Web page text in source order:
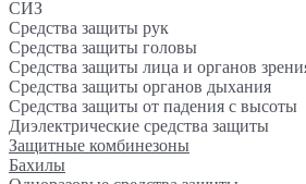
СИЗ
Средства защиты рук
Средства защиты головы
Средства защиты лица и органов
Средства защиты органов дыхания
Средства защиты от падения с высоты
Диэлектрические средства защиты
Защитные комбинезоны
Бахилы